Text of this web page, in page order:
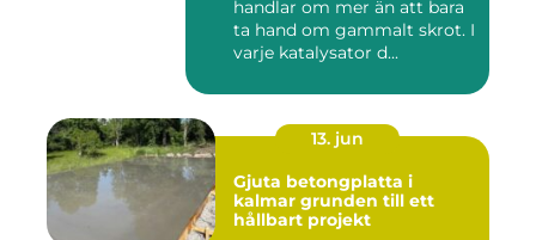
handlar om mer än att bara
ta hand om gammalt skrot. I
varje katalysator d...
13. jun
Gjuta betongplatta i
kalmar grunden till ett
hållbart projekt